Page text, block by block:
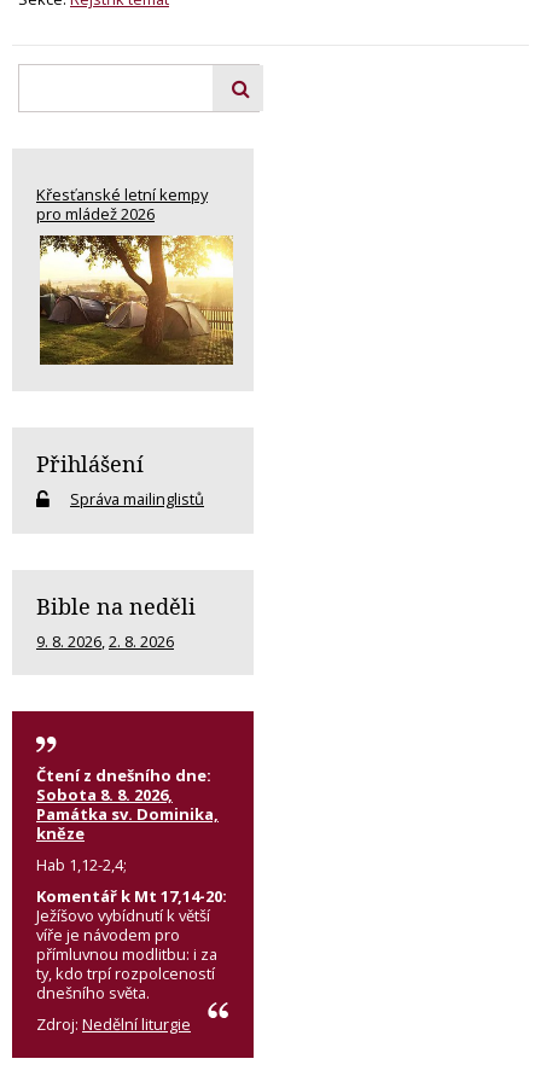
Křesťanské letní kempy
pro mládež 2026
Přihlášení
Správa mailinglistů
Bible na neděli
9. 8. 2026,2. 8. 2026
Čtení z dnešního dne:
Sobota 8. 8. 2026,
Památka sv. Dominika,
kněze
Hab 1,12-2,4;
Komentář k Mt 17,14-20:
Ježíšovo vybídnutí k větší
víře je návodem pro
přímluvnou modlitbu: i za
ty, kdo trpí rozpolceností
dnešního světa.
Zdroj: Nedělní liturgie